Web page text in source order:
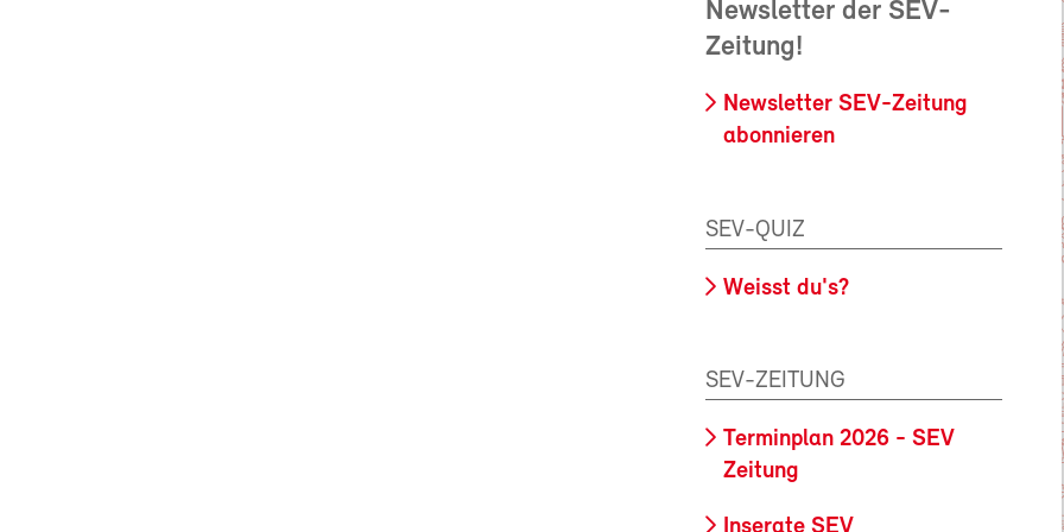
Newsletter der SEV-
Zeitung!
Newsletter SEV-Zeitung
abonnieren
SEV-QUIZ
Weisst du's?
SEV-ZEITUNG
Terminplan 2026 - SEV
Zeitung